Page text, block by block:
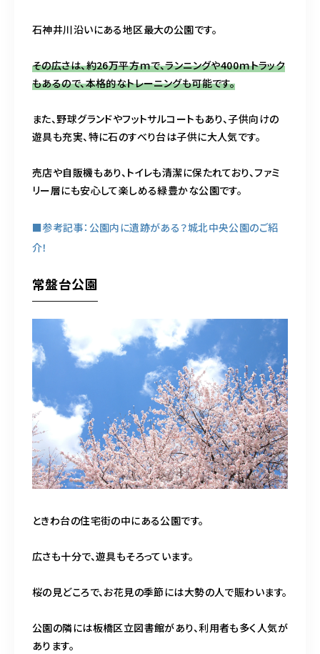
石神井川沿いにある地区最大の公園です。
その広さは、約26万平方ｍで、ランニングや400ｍトラック
もあるので、本格的なトレーニングも可能です。
また、野球グランドやフットサルコートもあり、子供向けの
遊具も充実、特に石のすべり台は子供に大人気です。
売店や自販機もあり、トイレも清潔に保たれており、ファミ
リー層にも安心して楽しめる緑豊かな公園です。
■参考記事：公園内に遺跡がある？城北中央公園のご紹
介！
常盤台公園
ときわ台の住宅街の中にある公園です。
広さも十分で、遊具もそろっています。
桜の見どころで、お花見の季節には大勢の人で賑わいます。
公園の隣には板橋区立図書館があり、利用者も多く人気が
あります。